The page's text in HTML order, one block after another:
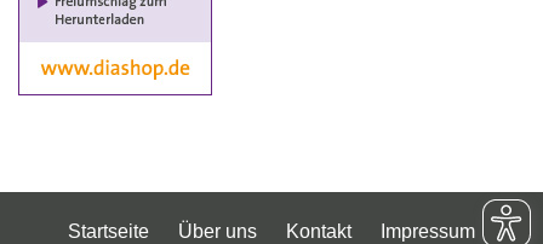
Startseite Über uns Kontakt
Impressum